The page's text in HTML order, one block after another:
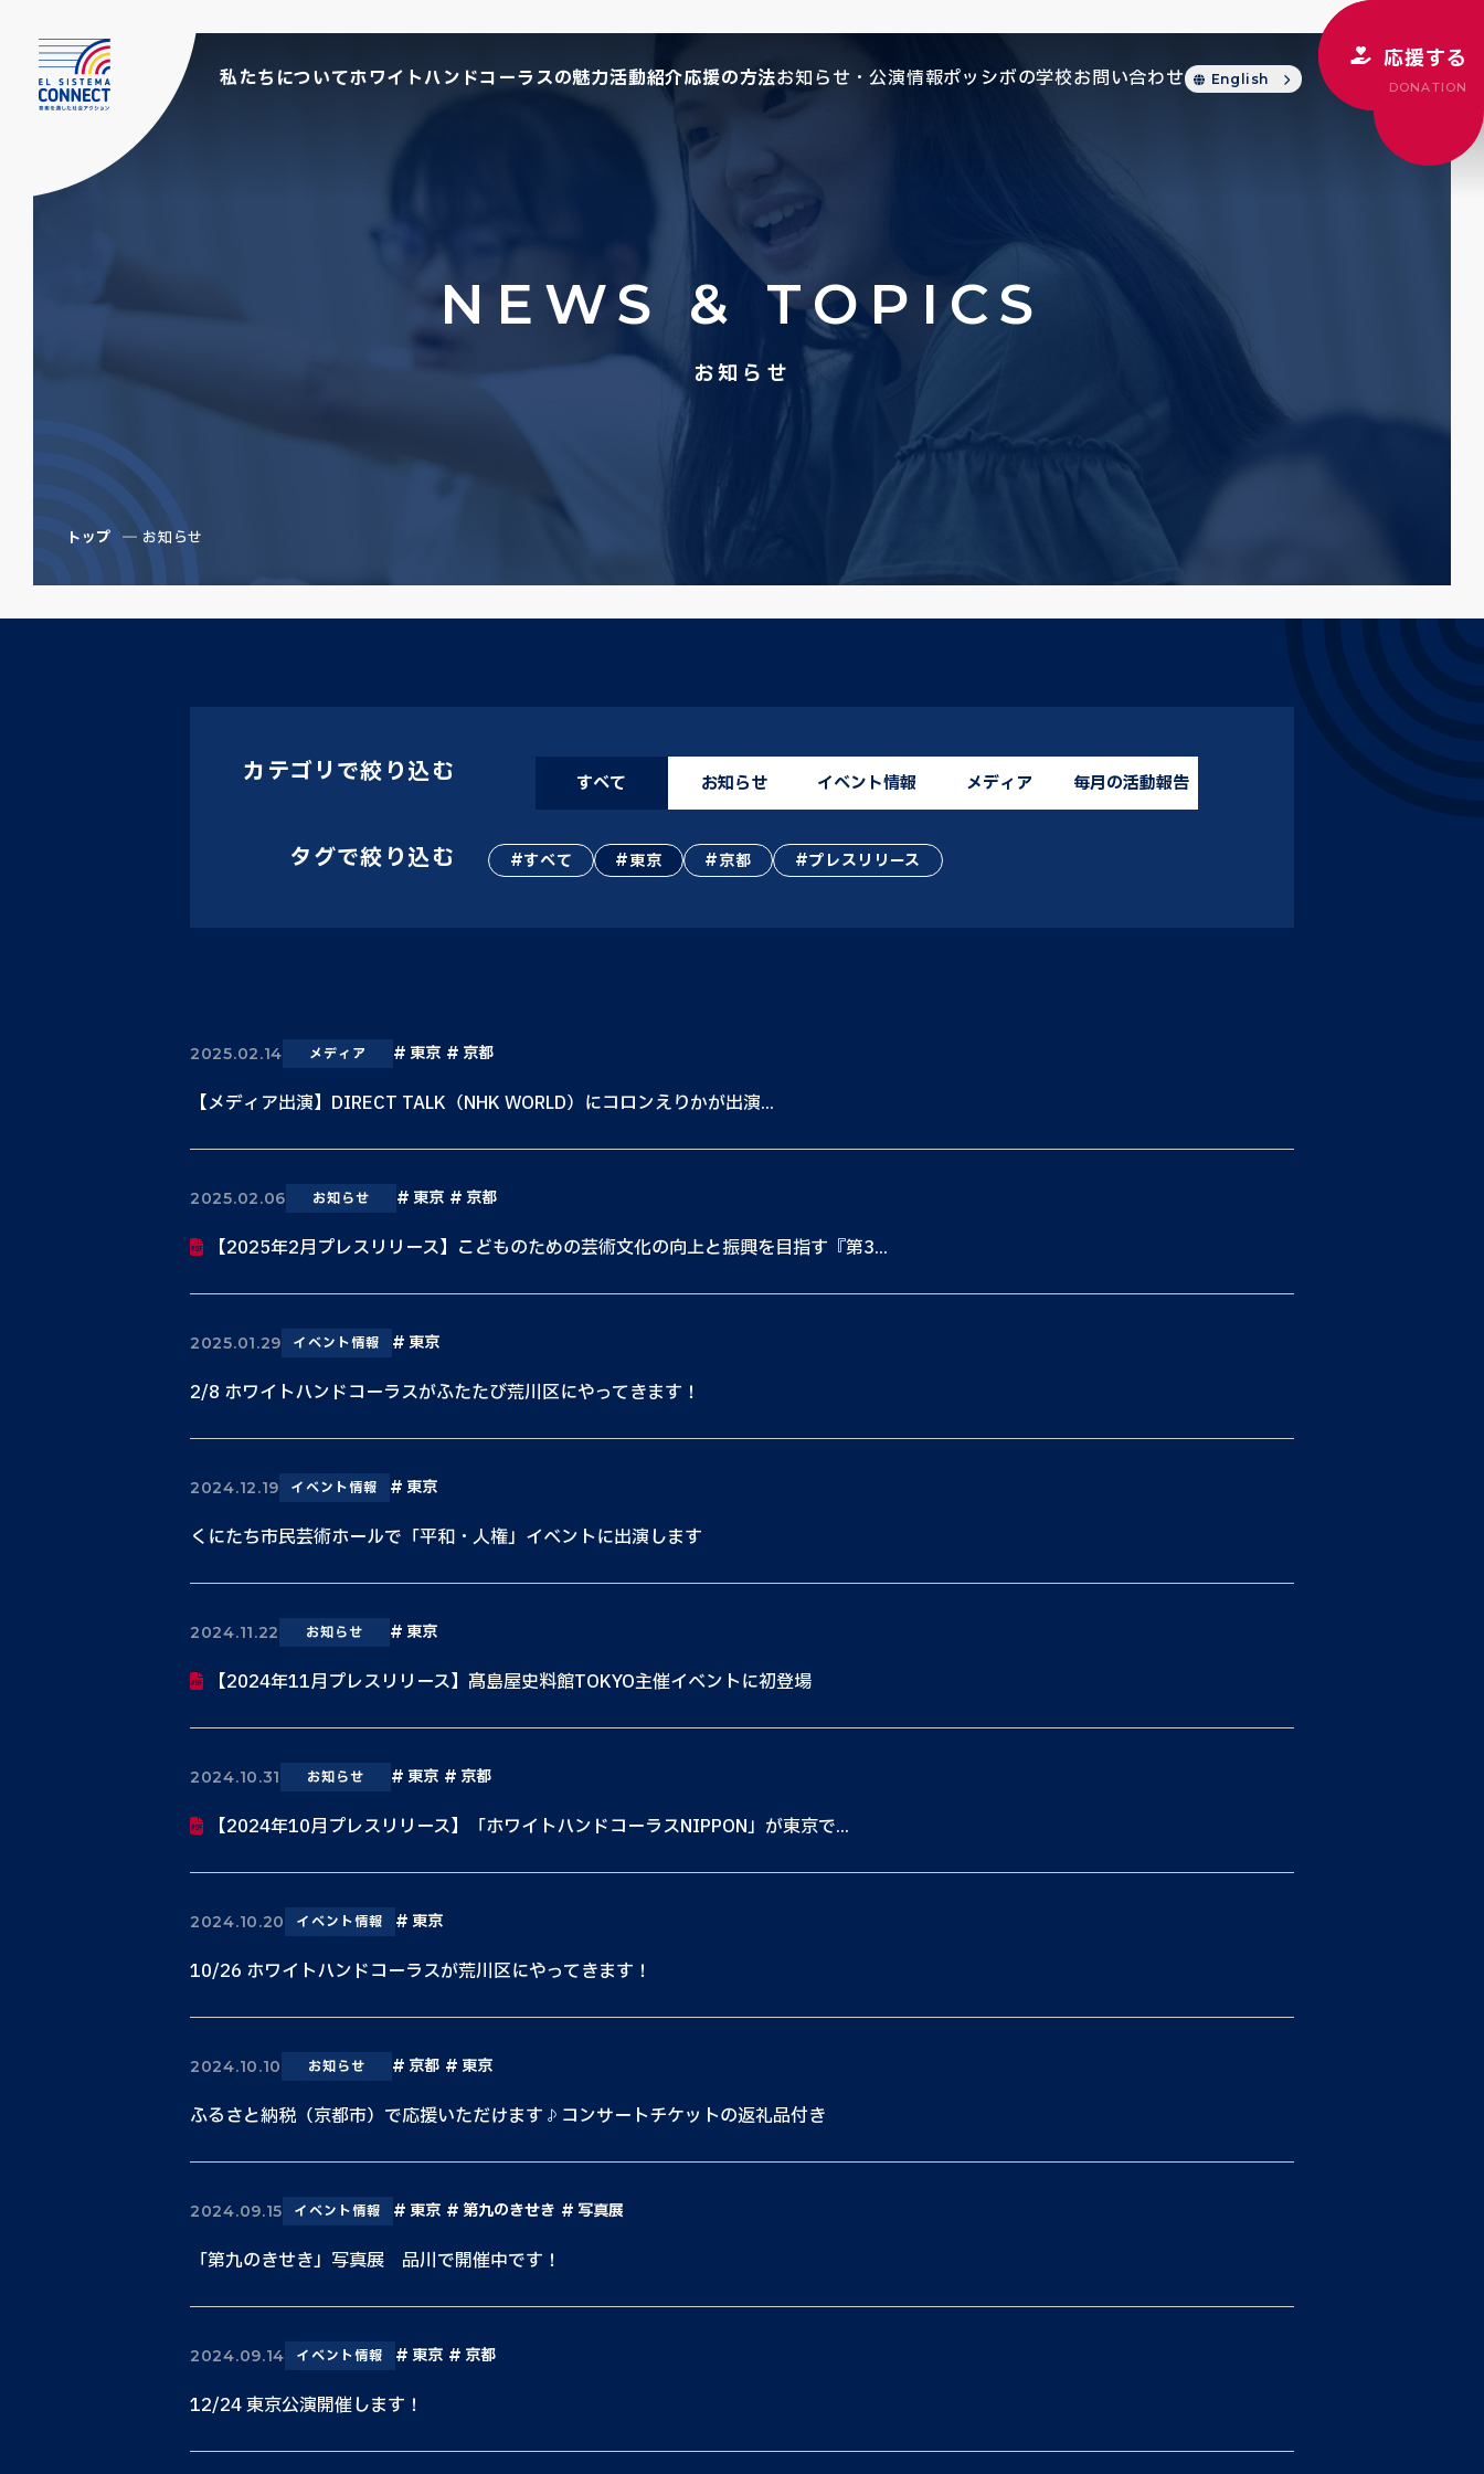
私たちについてホワイトハンドコーラスの魅力活動紹介応援の方法お知らせ・公演情報ポッシボの学校お問い合わせ English
応援する
DONATION
NEWS & TOPICS
お知らせ
トップ お知らせ
カテゴリで絞り込む すべて お知らせ イベント情報 メディア 毎月の活動報告
タグで絞り込む すべて 東京 京都 プレスリリース
2025.02.14 メディア 東京 京都
【メディア出演】DIRECT TALK（NHK WORLD）にコロンえりかが出演...
2025.02.06 お知らせ 東京 京都
【2025年2月プレスリリース】こどものための芸術文化の向上と振興を目指す『第3...
2025.01.29 イベント情報 東京
2/8 ホワイトハンドコーラスがふたたび荒川区にやってきます！
2024.12.19 イベント情報 東京
くにたち市民芸術ホールで「平和・人権」イベントに出演します
2024.11.22 お知らせ 東京
【2024年11月プレスリリース】髙島屋史料館TOKYO主催イベントに初登場
2024.10.31 お知らせ 東京 京都
【2024年10月プレスリリース】「ホワイトハンドコーラスNIPPON」が東京で...
2024.10.20 イベント情報 東京
10/26 ホワイトハンドコーラスが荒川区にやってきます！
2024.10.10 お知らせ 京都 東京
ふるさと納税（京都市）で応援いただけます♪コンサートチケットの返礼品付き
2024.09.15 イベント情報 東京 第九のきせき 写真展
「第九のきせき」写真展 品川で開催中です！
2024.09.14 イベント情報 東京 京都
12/24 東京公演開催します！